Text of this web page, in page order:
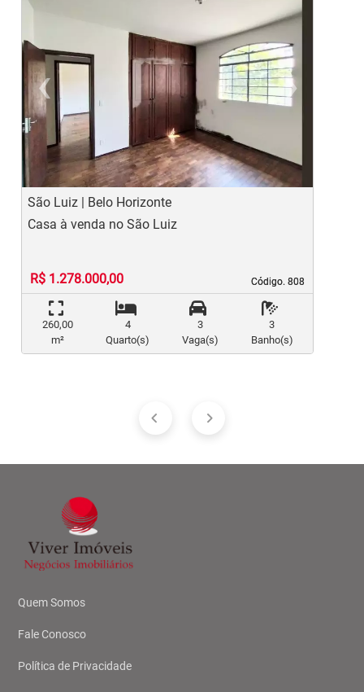
‹
Previous
›
São Luiz | Belo Horizonte
Código. 808
Código. 808
Casa à venda no São Luiz
R$ 1.278.000,00
260,00
m²
4
Quarto(s)
3
Vaga(s)
3
Banho(s)
Quem Somos
Fale Conosco
Política de Privacidade